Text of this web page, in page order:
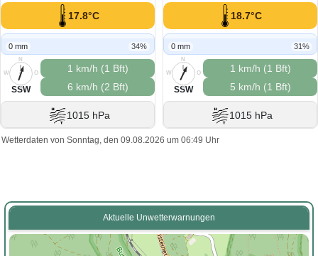
17.8°C
0 mm 34%
N
O
S
W
SSW
1 km/h (1 Bft)
6 km/h (2 Bft)
1015 hPa
18.7°C
0 mm 31%
N
O
S
W
SSW
1 km/h (1 Bft)
5 km/h (1 Bft)
1015 hPa
Wetterdaten von Sonntag, den 09.08.2026 um 06:49 Uhr
Aktuelle Unwetterwarnungen